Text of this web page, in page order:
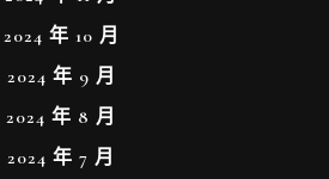
2024 年 10 月
2024 年 9 月
2024 年 8 月
2024 年 7 月